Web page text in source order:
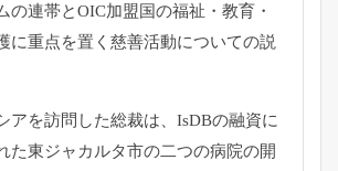
の連帯とOIC加盟国の福祉・教育・
に重点を置く慈善活動についての説
アを訪問した総裁は、IsDBの融資に
た東ジャカルタ市の二つの病院の開